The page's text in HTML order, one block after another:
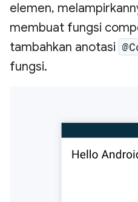
elemen,
membuat fungsi
tambahkan anotasi
fungsi.